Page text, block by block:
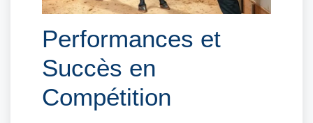
Performances et
Succès en
Compétition